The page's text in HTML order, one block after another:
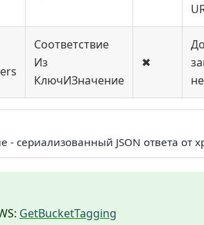
Соответствие
Из
КлючИЗначение
✖
- сериализованный JSON ответа от
GetBucketTagging